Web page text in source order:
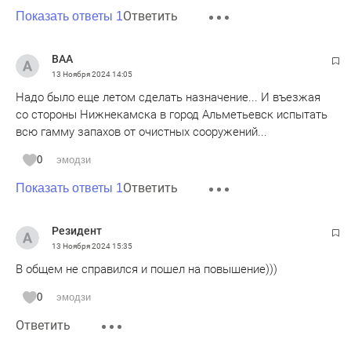
Показать ответы 1Ответить
BAA
13 Ноября 202414:05
Надо было еще летом сделать назначение... И въезжая
со стороны Нижнекамска в город Альметьевск испытать
всю гамму запахов от очистных сооружений...
0 эмодзи
Показать ответы 1Ответить
Резидент
13 Ноября 202415:35
В общем не справился и пошел на повышение)))
0 эмодзи
Ответить